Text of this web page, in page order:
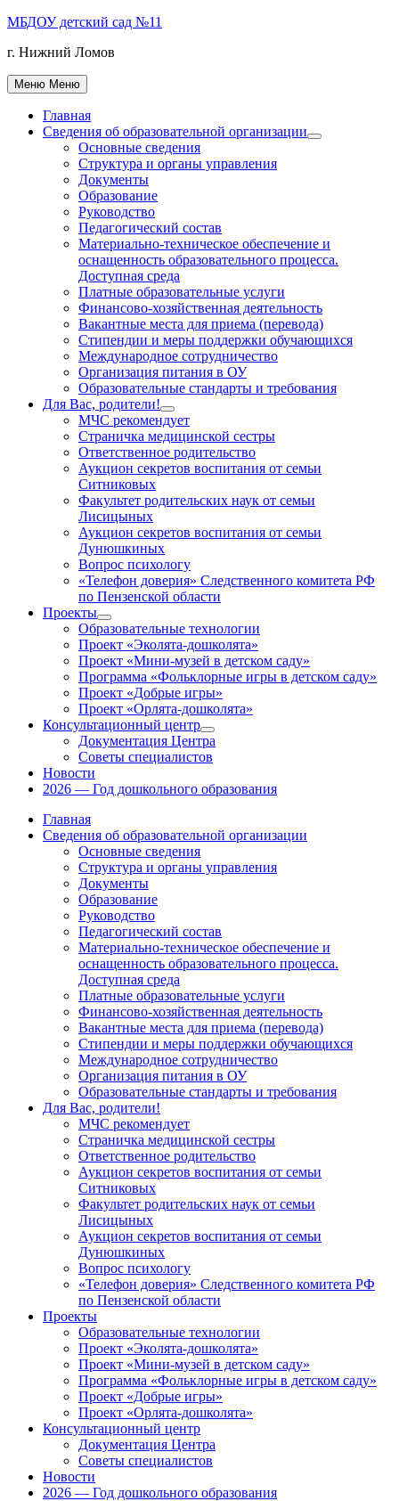
Перейти
содержимому
МБДОУ детский сад №11
г. Нижний Ломов
Меню Меню
Главная
Сведения об образовательной организации
Показать
Основные сведения
Структура и органы управления
Документы
Образование
Руководство
Педагогический состав
Материально-техническое обеспечение и
оснащенность образовательного процесса.
Доступная среда
Платные образовательные услуги
Финансово-хозяйственная деятельность
Вакантные места для приема (перевода)
Стипендии и меры поддержки обучающихся
Международное сотрудничество
Организация питания в ОУ
Образовательные стандарты и требования
Для Вас, родители!
Показать
подменю
МЧС рекомендует
Страничка медицинской сестры
Ответственное родительство
Аукцион секретов воспитания от семьи
Ситниковых
Факультет родительских наук от семьи
Лисицыных
Аукцион секретов воспитания от семьи
Дунюшкиных
Вопрос психологу
«Телефон доверия» Следственного комитета РФ
по Пензенской области
Проекты
Показать
подменю
Образовательные технологии
Проект «Эколята-дошколята»
Проект «Мини-музей в детском саду»
Программа «Фольклорные игры в детском саду»
Проект «Добрые игры»
Проект «Орлята-дошколята»
Консультационный центр
Показать
подменю
Документация Центра
Советы специалистов
Новости
2026 — Год дошкольного образования
Главная
Сведения об образовательной организации
Основные сведения
Структура и органы управления
Документы
Образование
Руководство
Педагогический состав
Материально-техническое обеспечение и
оснащенность образовательного процесса.
Доступная среда
Платные образовательные услуги
Финансово-хозяйственная деятельность
Вакантные места для приема (перевода)
Стипендии и меры поддержки обучающихся
Международное сотрудничество
Организация питания в ОУ
Образовательные стандарты и требования
Для Вас, родители!
МЧС рекомендует
Страничка медицинской сестры
Ответственное родительство
Аукцион секретов воспитания от семьи
Ситниковых
Факультет родительских наук от семьи
Лисицыных
Аукцион секретов воспитания от семьи
Дунюшкиных
Вопрос психологу
«Телефон доверия» Следственного комитета РФ
по Пензенской области
Проекты
Образовательные технологии
Проект «Эколята-дошколята»
Проект «Мини-музей в детском саду»
Программа «Фольклорные игры в детском саду»
Проект «Добрые игры»
Проект «Орлята-дошколята»
Консультационный центр
Документация Центра
Советы специалистов
Новости
2026 — Год дошкольного образования